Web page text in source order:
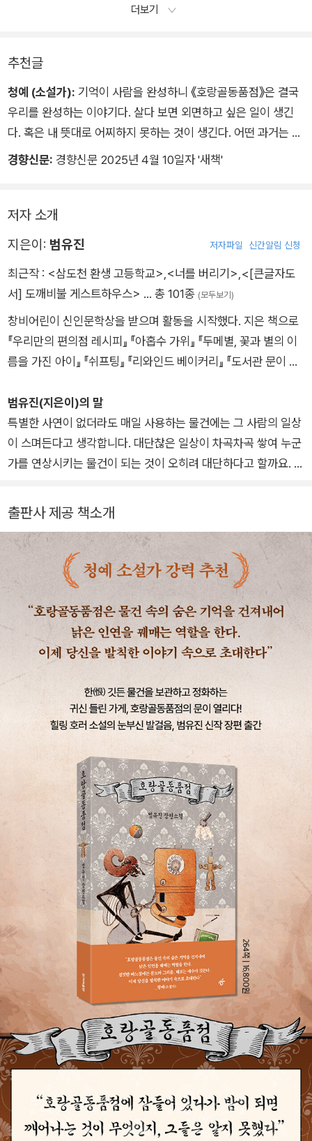
더보기
추천글
청예 (소설가): 기억이 사람을 완성하니 《호랑골동품점》은 결국
우리를 완성하는 이야기다. 살다 보면 외면하고 싶은 일이 생긴
다. 혹은 내 뜻대로 어찌하지 못하는 것이 생긴다. 어떤 과거는 탈
각되어 온데간데없이 사라진다. 그러나 인연만큼은 소멸하지 않
이라는 모자이크로 이뤄진 보자기이며, 섬찟한 바느질에는 분노
도록 기막히고 음흉한 술래잡기를 제안하니, 그들을 쫓다 보면 어
느새 당신에게도 흰 눈썹이 한 가닥 돋아날지도. 이제 당신을 발
칙한 이야기 속으로 초대한다. 비극일지라도 말이다.
경향신문: 경향신문 2025년 4월 10일자 '새책'
저자 소개
지은이: 범유진 저자파일 신간알림 신청
최근작 : <삼도천 환생 고등학교> <너를 버리기> <[큰글자도
서] 도깨비불 게스트하우스> … 총 101종 (모두보기)
창비어린이 신인문학상을 받으며 활동을 시작했다. 지은 책으로
『우리만의 편의점 레시피』 『아홉수 가위』 『두메별, 꽃과 별의 이
름을 가진 아이』 『쉬프팅』 『리와인드 베이커리』 『도서관 문이 열
러 앤솔러지에 참여했다. 틈새에 쭈그려 앉아 밖을 보며 글을 쓴
다.
범유진(지은이)의 말
특별한 사연이 없더라도 매일 사용하는 물건에는 그 사람의 일상
이 스며든다고 생각합니다. 대단찮은 일상이 차곡차곡 쌓여 누군
가를 연상시키는 물건이 되는 것이 오히려 대단하다고 할까요. 그
엿보는 듯한 착각이 듭니다. 오래된 것에 끌리면 기이한 것 역시
사랑하게 되는 법인지라 기담 형식을 취하게 되었습니다. 동시에
이 글은 외로움에 관한 이야기이기도 합니다. 《호랑골동품점》을
읽는 동안 여러분이 조금 덜 외로웠으면 좋겠습니다.
출판사 제공 책소개